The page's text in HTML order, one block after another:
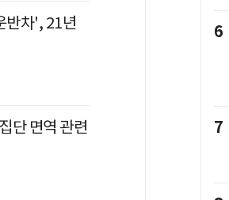
반차', 21년
단 면역 관련
6
7